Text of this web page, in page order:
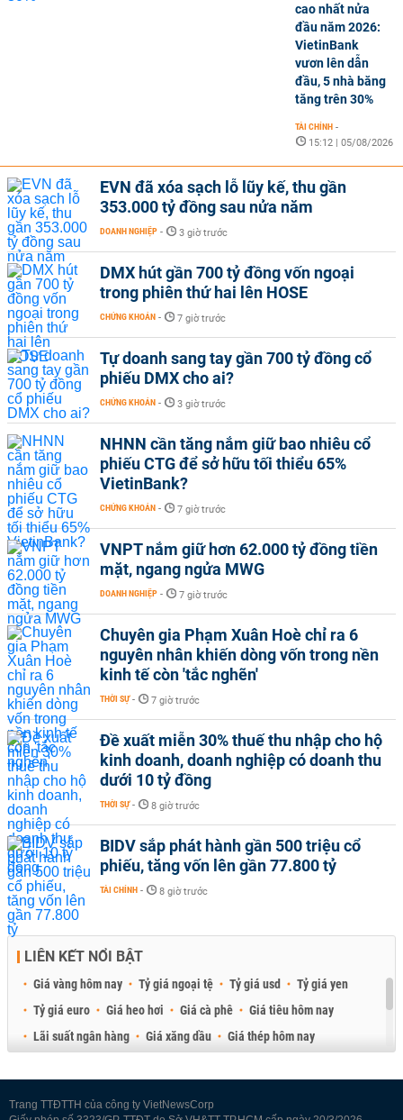
cao nhất nửa
đầu năm 2026:
VietinBank
vươn lên dẫn
đầu, 5 nhà băng
tăng trên 30%
TÀI CHÍNH -
15:12 | 05/08/2026
EVN đã xóa sạch lỗ lũy kế, thu gần
353.000 tỷ đồng sau nửa năm
DOANH NGHIỆP - 3 giờ trước
DMX hút gần 700 tỷ đồng vốn ngoại
trong phiên thứ hai lên HOSE
CHỨNG KHOÁN - 7 giờ trước
Tự doanh sang tay gần 700 tỷ đồng cổ
phiếu DMX cho ai?
CHỨNG KHOÁN - 3 giờ trước
NHNN cần tăng nắm giữ bao nhiêu cổ
phiếu CTG để sở hữu tối thiểu 65%
VietinBank?
CHỨNG KHOÁN - 7 giờ trước
VNPT nắm giữ hơn 62.000 tỷ đồng tiền
mặt, ngang ngửa MWG
DOANH NGHIỆP - 7 giờ trước
Chuyên gia Phạm Xuân Hoè chỉ ra 6
nguyên nhân khiến dòng vốn trong nền
kinh tế còn 'tắc nghẽn'
THỜI SỰ - 7 giờ trước
Đề xuất miễn 30% thuế thu nhập cho hộ
kinh doanh, doanh nghiệp có doanh thu
dưới 10 tỷ đồng
THỜI SỰ - 8 giờ trước
BIDV sắp phát hành gần 500 triệu cổ
phiếu, tăng vốn lên gần 77.800 tỷ
TÀI CHÍNH - 8 giờ trước
LIÊN KẾT NỔI BẬT
Giá vàng hôm nay Tỷ giá ngoại tệ Tỷ giá usd
Tỷ giá yen
Tỷ giá euro
Giá heo hơi Giá cà phê
Giá tiêu hôm nay
Lãi suất ngân hàng
Giá xăng dầu
Giá thép hôm nay
Trang TTĐTTH của công ty VietNewsCorp